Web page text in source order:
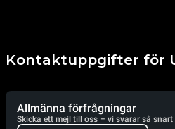
Kontaktuppgifter för
Allmänna förfrågningar
Skicka ett mejl till oss – vi svarar så snart